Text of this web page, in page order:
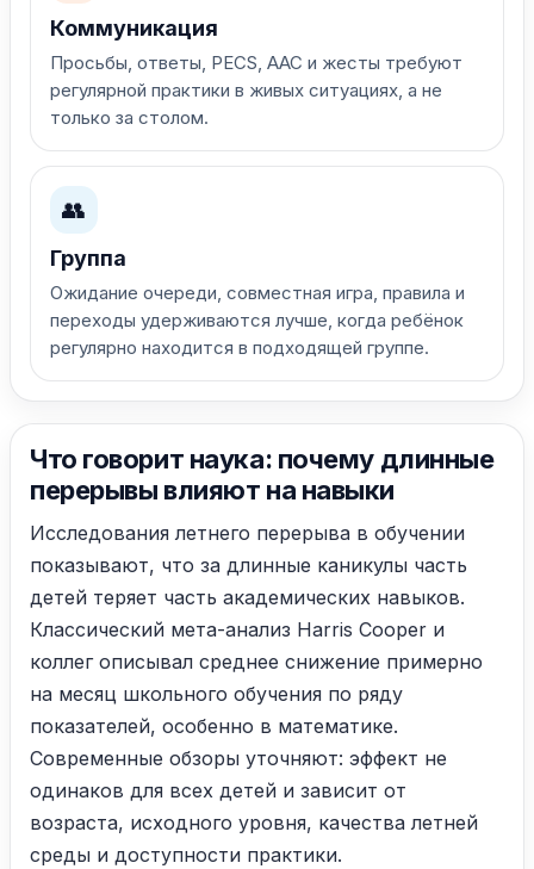
Коммуникация
Просьбы, ответы, PECS, AAC и жесты требуют
регулярной практики в живых ситуациях, а не
только за столом.
👥
Группа
Ожидание очереди, совместная игра, правила и
переходы удерживаются лучше, когда ребёнок
регулярно находится в подходящей группе.
Что говорит наука: почему длинные
перерывы влияют на навыки
Исследования летнего перерыва в обучении
показывают, что за длинные каникулы часть
детей теряет часть академических навыков.
Классический мета-анализ Harris Cooper и
коллег описывал среднее снижение примерно
на месяц школьного обучения по ряду
показателей, особенно в математике.
Современные обзоры уточняют: эффект не
одинаков для всех детей и зависит от
возраста, исходного уровня, качества летней
среды и доступности практики.